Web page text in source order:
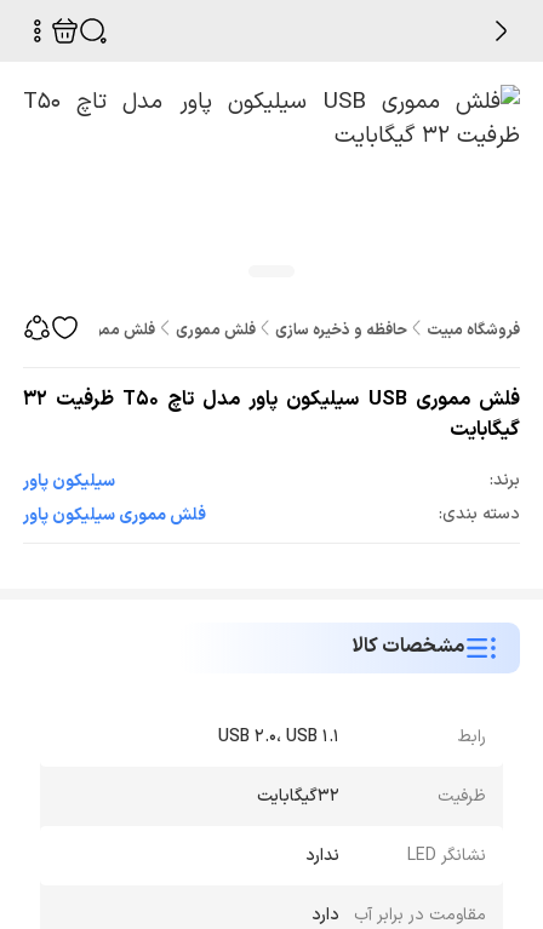
فروشگاه مبیت حافظه و ذخیره سازی فلش مموری فلش مموری USB سیلیکون پاور مدل تاچ T50 ظرفیت 32 گیگابایت
فلش مموری USB سیلیکون پاور مدل تاچ T50 ظرفیت 32
گیگابایت
برند:
سيليکون پاور
دسته بندی:
فلش مموری سيليکون پاور
مشخصات کالا
رابط USB 2.0، USB 1.1
ظرفیت 32گیگابایت
نشانگر LED ندارد
مقاومت در برابر آب دارد